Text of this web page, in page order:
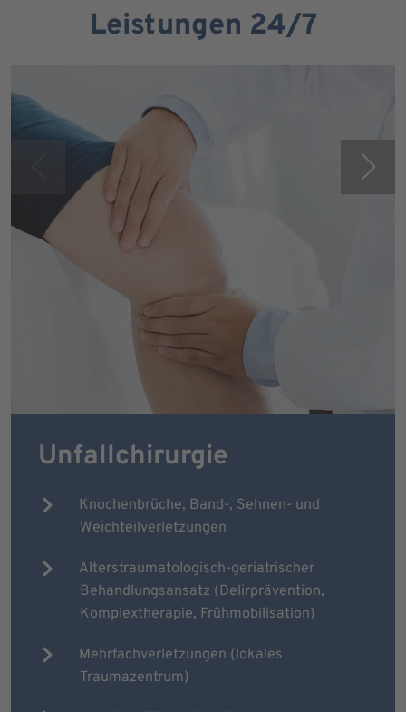
Leistungen 24/7
Unfallchirurgie
Knochenbrüche, Band-, Sehnen- und
Weichteilverletzungen
Alterstraumatologisch-geriatrischer
Behandlungsansatz (Delirprävention,
Komplextherapie, Frühmobilisation)
Mehrfachverletzungen (lokales
Traumazentrum)